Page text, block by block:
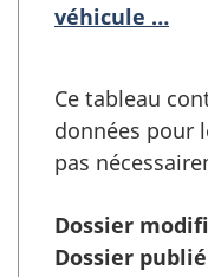
véhicule …
Ce tableau
données pour
pas
Dossier
Dossier